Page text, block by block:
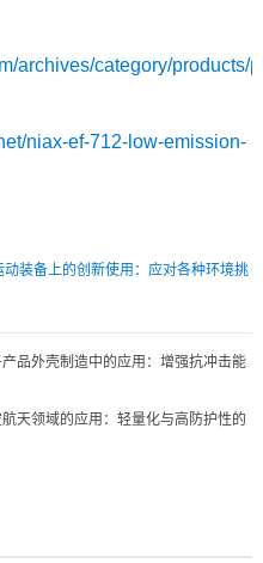
archives/category/products/
niax-ef-712-low-emission-
装备上的创新使用：应对各种环境挑
品外壳制造中的应用：增强抗冲击能
天领域的应用：轻量化与高防护性的